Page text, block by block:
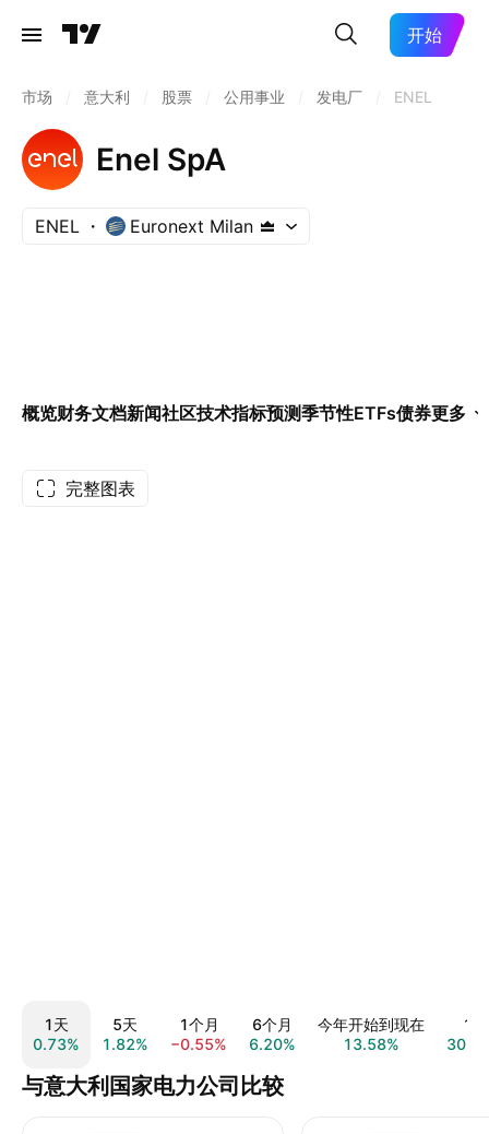
开始
市场 意大利 股票 公用事业 发电厂 ENEL
Enel SpA
ENEL Euronext Milan
概览财务文档新闻社区技术指标预测季节性ETFs债券更多
完整图表
1天
0.73%
5天
1.82%
1个月
−0.55%
6个月
6.20%
今年开始到现在
13.58%
1年
与意大利国家电力公司比较